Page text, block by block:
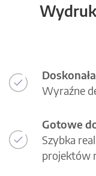
Wyraźne
Gotowe
Szybka
projektów